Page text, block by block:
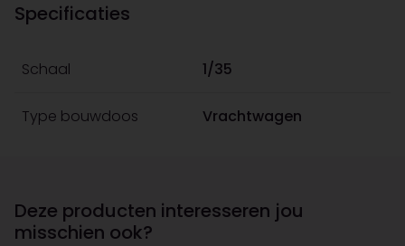
Specificaties
Schaal 1/35
Type bouwdoos Vrachtwagen
Deze producten interesseren jou
misschien ook?